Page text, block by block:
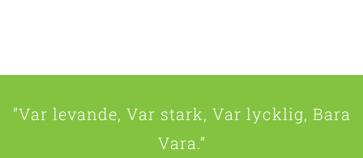
”Var levande, Var stark, Var lycklig, Bara
Vara.”